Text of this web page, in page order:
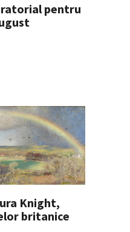
pentru
Knight,
britanice